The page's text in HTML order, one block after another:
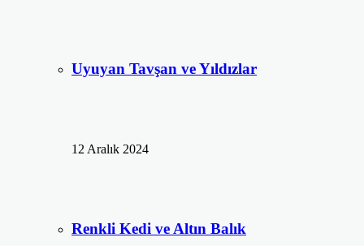
Uyuyan Tavşan ve Yıldızlar
12 Aralık 2024
Renkli Kedi ve Altın Balık